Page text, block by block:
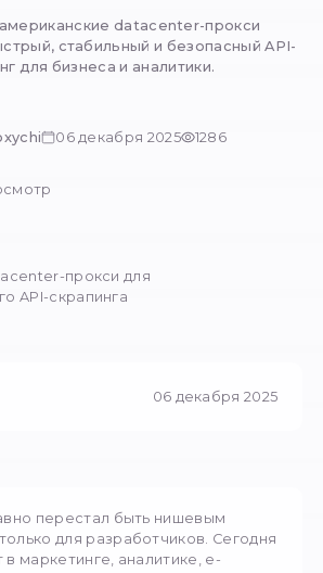
скрапинга
как американские datacenter-
быстрый, стабильный и
datacenter-прокси для
API-скрапинга